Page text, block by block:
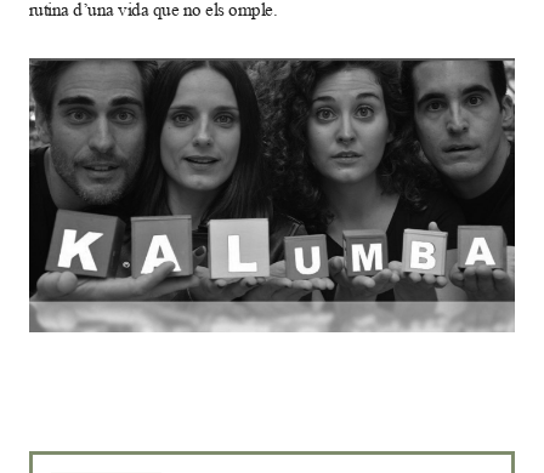
rutina d’una vida que no els omple.